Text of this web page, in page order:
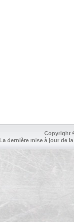
Copyright
La dernière mise à jour de